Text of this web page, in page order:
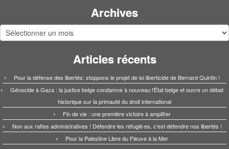
Archives
Archives
Articles récents
Pour la défense des libertés: stoppons le projet de loi liberticide de Bernard Quintin !
Génocide à Gaza : la justice belge condamne à nouveau l’État belge et ouvre un débat
historique sur la primauté du droit international
Fin de vie : une première victoire à amplifier
Non aux rafles administratives ! Défendre les réfugié·es, c’est défendre nos libertés !
Pour la Palestine Libre du Fleuve à la Mer